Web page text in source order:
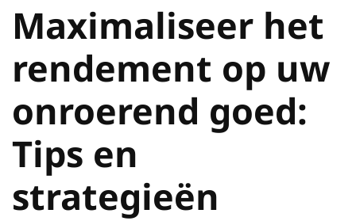
Maximaliseer het
rendement op uw
onroerend goed:
Tips en
strategieën